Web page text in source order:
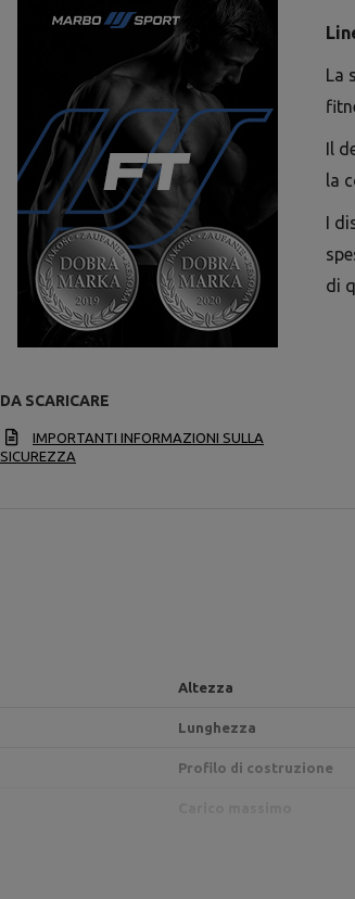
La
Il
la
I
di
DA SCARICARE
IMPORTANTI INFORMAZIONI SULLA
SICUREZZA
Altezza
Lunghezza
Profilo di costruzione